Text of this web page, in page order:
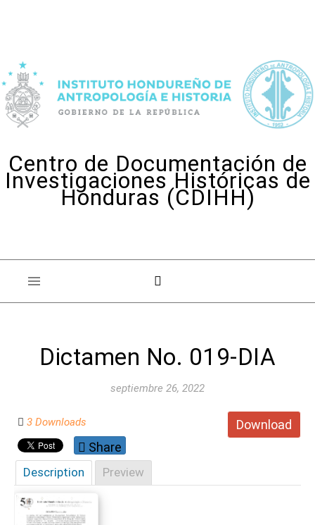
Centro de Documentación de
Investigaciones Históricas de
Honduras (CDIHH)
Dictamen No. 019-DIA
septiembre 26, 2022
Download
3 Downloads
Share
Description Preview